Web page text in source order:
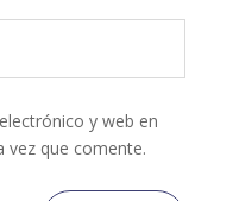
y web en
vez que comente.